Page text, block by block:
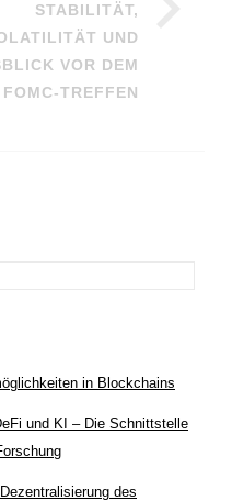
STABILITÄT,
UND
VOR DEM
FOMC-TREFFEN
in Blockchains
und KI – Die Schnittstelle
des